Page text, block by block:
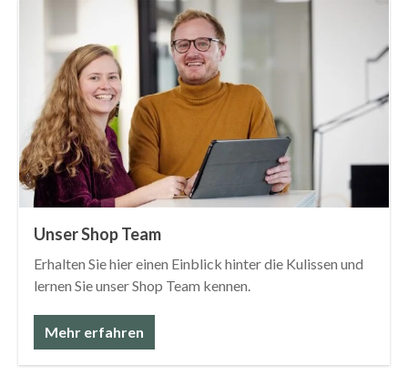
Unser Shop Team
Erhalten Sie hier einen Einblick hinter die Kulissen und
lernen Sie unser Shop Team kennen.
Mehr erfahren